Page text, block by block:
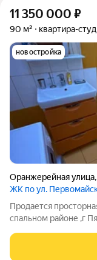
11 350 000 ₽
90 м² квартира-
новостройка
Оранжерейная улица,
ЖК по ул.
Продается
спальном районе ,г
пешей доступности
школа, аптеки, магнит